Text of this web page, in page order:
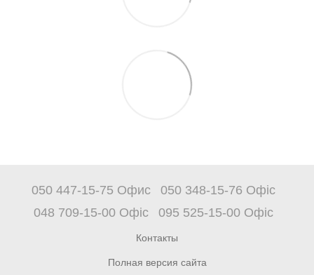
050 447-15-75 Офис
050 348-15-76 Офіс
048 709-15-00 Офіс
095 525-15-00 Офіс
Контакты
Полная версия сайта